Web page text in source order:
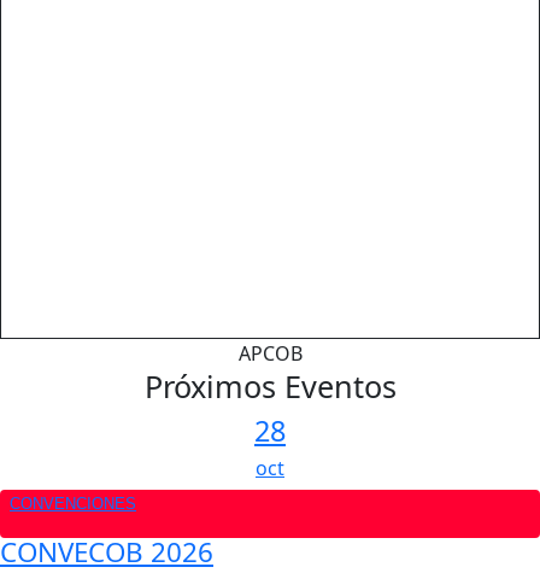
APCOB
Próximos Eventos
28
oct
CONVENCIONES
CONVECOB 2026